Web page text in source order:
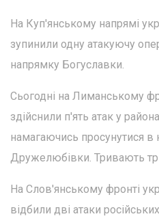
На Куп'янському напрямі
зупинили одну атакуючу
напрямку Богуславки.
Сьогодні на Лиманському
здійснили п'ять атак у
намагаючись просунутися в
Дружелюбівки. Тривають
На Слов'янському фронті
відбили дві атаки